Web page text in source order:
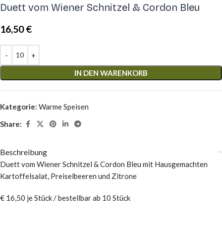
Duett vom Wiener Schnitzel & Cordon Bleu
16,50€
IN DEN WARENKORB
Kategorie: Warme Speisen
Share:
Beschreibung
Duett vom Wiener Schnitzel & Cordon Bleu mit Hausgemachten
Kartoffelsalat, Preiselbeeren und Zitrone
€ 16,50 je Stück / bestellbar ab 10 Stück